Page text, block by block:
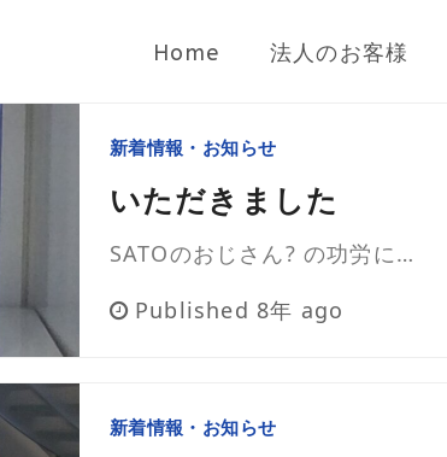
Home 法人のお客様
新着情報・お知らせ
いただきました
SATOのおじさん? の功労に…
Published 8年 ago
新着情報・お知らせ